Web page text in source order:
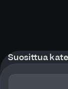
Suosittua